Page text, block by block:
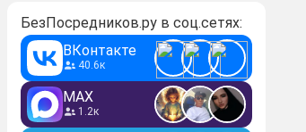
БезПосредников.ру в соц.сетях:
ВКонтакте
40.6к
MAX
1.2к